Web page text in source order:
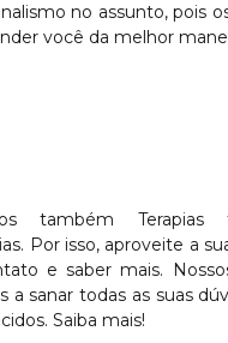
no assunto, pois
você da melhor
também Terapias
Por isso, aproveite a
e saber mais.
a sanar todas as suas
Saiba mais!